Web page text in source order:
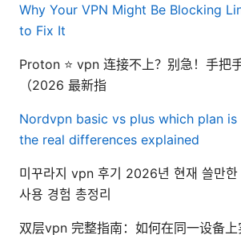
Why Your VPN Might Be Blocking
to Fix It
Proton ⭐ vpn 连接不上？别急！手把
（2026 最新指
Nordvpn basic vs plus which plan
the real differences explained
미꾸라지 vpn 후기 2026년 현재 쓸만
사용 경험 총정리
双层vpn 完整指南：如何在同一设备